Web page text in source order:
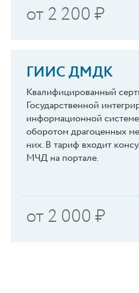
от2 200₽
ГИИС ДМДК
Квалифицированный
Государственной
информационной
оборотом драгоценных
них. В тариф входит
МЧД на портале.
от2 000₽